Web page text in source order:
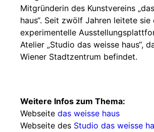
Mitgründerin des Kunstvereins
haus“. Seit zwölf Jahren leitete sie
experimentelle
Atelier „Studio das weisse haus“,
Wiener Stadtzentrum befindet.
Weitere Infos zum Thema:
Webseite das weisse haus
Webseite des Studio das weisse